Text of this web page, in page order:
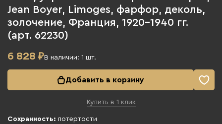
Jean Boyer, Limoges, фарфор, деколь,
золочение, Франция, 1920-1940 гг.
(арт. 62230)
6 828 ₽В наличии: 1 шт.
Добавить в корзину
Купить в 1 клик
Сохранность: потертости